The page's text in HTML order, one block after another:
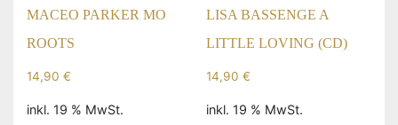
MACEO PARKER MO
ROOTS
14,90 €
inkl. 19 % MwSt.
LISA BASSENGE A
LITTLE LOVING (CD)
14,90 €
inkl. 19 % MwSt.